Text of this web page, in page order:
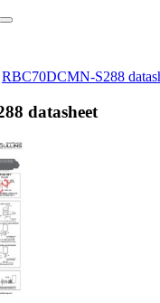
RBC70DCMN-S288
datasheet